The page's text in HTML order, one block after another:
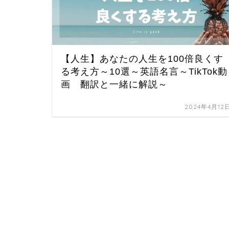
【人生】あなたの人生を100倍良くす
る考え方～10選～英語名言～TikTok動
画 翻訳と一緒に解説～
2024年4月12